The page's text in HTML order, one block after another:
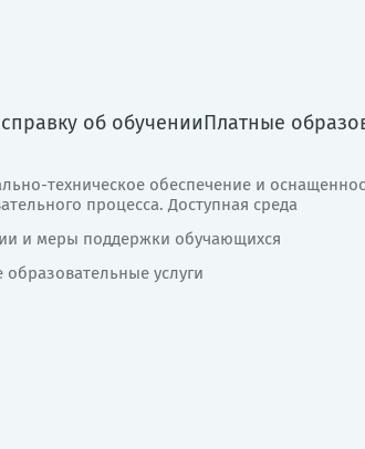
об обученииПлатные
техническое обеспечение и
процесса. Доступная среда
и меры поддержки обучающихся
образовательные услуги